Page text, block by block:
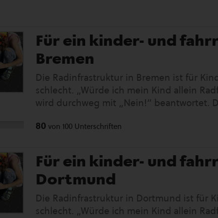
Für ein kinder- und
Bremen
Die Radinfrastruktur in Bremen ist für
schlecht. „Würde ich mein Kind allein
wird durchweg mit „Nein!“ beantwortet.
sinken. Dabei wollen sie eigenständig
Resonanz aus der breiten Bevölkerung.
Mass Aktionswochenende am 18. & 19.
Radfahrende in über 120 Städten in ganz
Anlass ist die Bundestagswahl, die eine
Kidical Mass ist eine weltweite Bewegung.
80 von 100 Unterschriften
Für ein kinder- und
Dortmund
Die Radinfrastruktur in Dortmund ist für
schlecht. „Würde ich mein Kind allein